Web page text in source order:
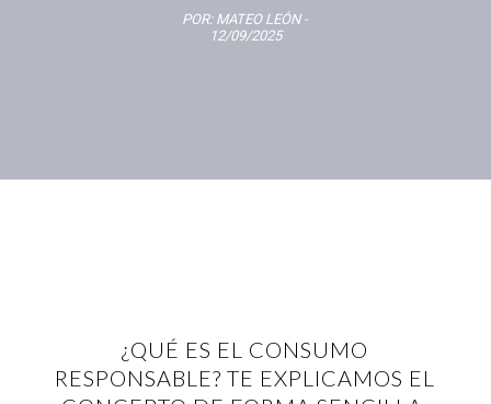
POR: MATEO LEÓN-
12/09/2025
¿QUÉ ES EL CONSUMO
RESPONSABLE? TE EXPLICAMOS EL